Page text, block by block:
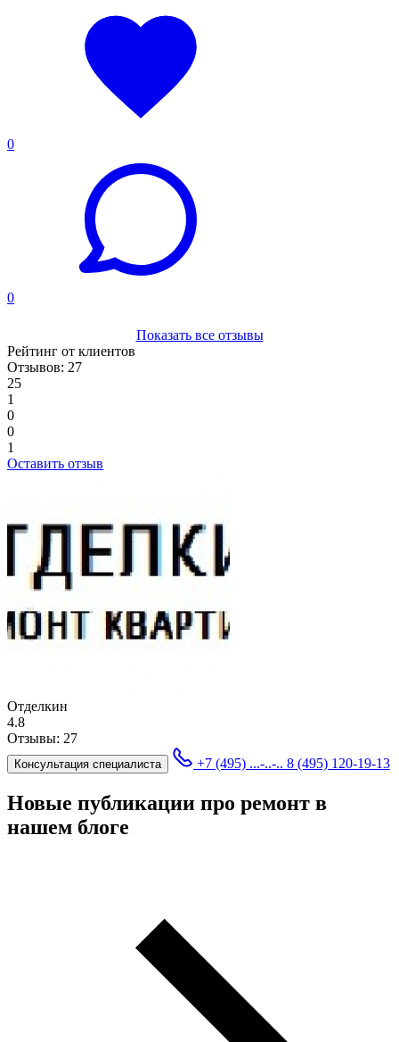
0
0
Показать все отзывы
Рейтинг от клиентов
Отзывов: 27
25
1
0
0
1
Оставить отзыв
Отделкин
4.8
Отзывы: 27
Консультация специалиста +7 (495) ...-..-.. 8 (495) 120-19-13
Новые публикации про ремонт в
нашем блоге